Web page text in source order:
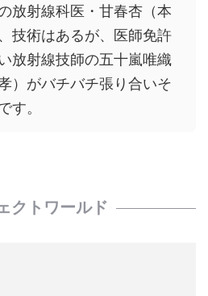
放射線科医・甘春杏（本
技術はあるが、医師免許
放射線技師の五十嵐唯織
）がバチバチ張り合いそ
す。
クトワールド